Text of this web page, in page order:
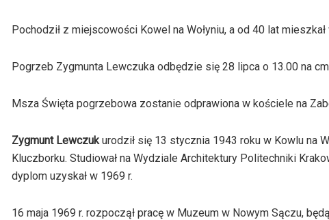
Pochodził z miejscowości Kowel na Wołyniu, a od 40 lat
Pogrzeb Zygmunta Lewczuka odbędzie się 28 lipca o 13.00 na
Msza Święta pogrzebowa zostanie odprawiona w kościele na
Zygmunt Lewczuk urodził się 13 stycznia 1943 roku w Kowlu na
Kluczborku. Studiował na Wydziale Architektury Politechniki
dyplom uzyskał w 1969 r.
16 maja 1969 r. rozpoczął pracę w Muzeum w Nowym Sączu,